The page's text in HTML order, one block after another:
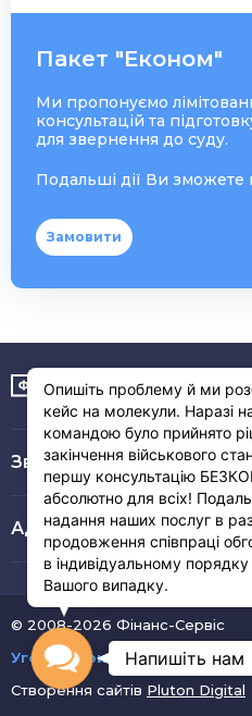
Пакет "Економ"
Ми пропонуємо
консультацій та
для звернення до суду.
Подальші дії Ви зможете
Замовити
Зв’язок з нами :
Адреса
© 2008-2026 Фінанс-Сервіс
Угода користувача
Створення сайтів Pluton Digital
ContactНапишіть нам
Опишіть проблему й ми
кейс на молекули. Наразі
командою було прийнято
закінчення військового
першу консультацію
абсолютно для всіх!
надання наших послуг в
продовження співпраці
в індивідуальному
Вашого випадку.